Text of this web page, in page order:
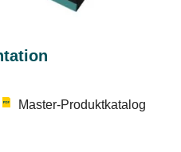
Master-Produktkatalog